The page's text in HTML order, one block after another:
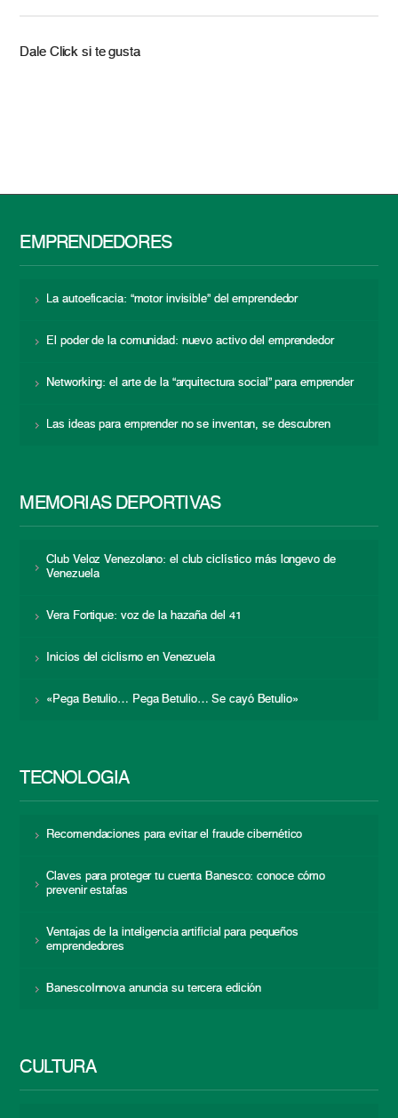
Dale Click si te gusta
EMPRENDEDORES
La autoeficacia: “motor invisible” del emprendedor
El poder de la comunidad: nuevo activo del emprendedor
Networking: el arte de la “arquitectura social” para emprender
Las ideas para emprender no se inventan, se descubren
MEMORIAS DEPORTIVAS
Club Veloz Venezolano: el club ciclístico más longevo de
Venezuela
Vera Fortique: voz de la hazaña del 41
Inicios del ciclismo en Venezuela
«Pega Betulio… Pega Betulio… Se cayó Betulio»
TECNOLOGÍA
Recomendaciones para evitar el fraude cibernético
Claves para proteger tu cuenta Banesco: conoce cómo
prevenir estafas
Ventajas de la inteligencia artificial para pequeños
emprendedores
BanescoInnova anuncia su tercera edición
CULTURA